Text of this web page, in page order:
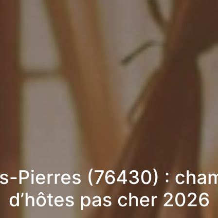
Pierres (76430) :
d’hôtes pas cher 2026